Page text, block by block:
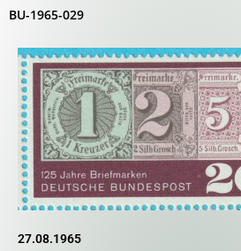
BU-1965-029
27.08.1965